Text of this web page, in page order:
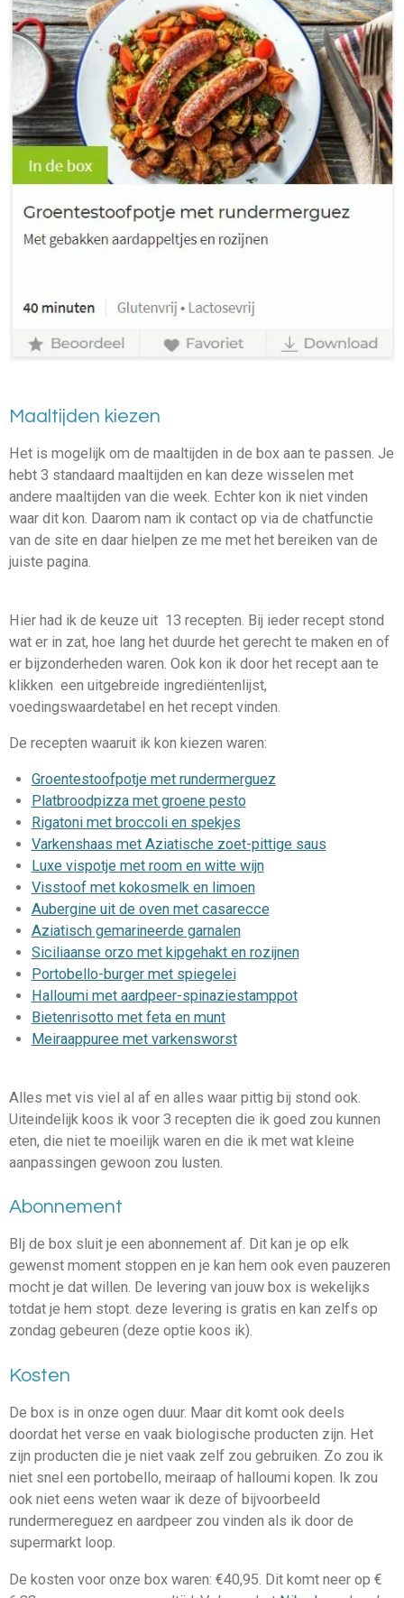
Maaltijden kiezen
Het is mogelijk om de maaltijden in de box aan te passen. Je
hebt 3 standaard maaltijden en kan deze wisselen met
andere maaltijden van die week. Echter kon ik niet vinden
waar dit kon. Daarom nam ik contact op via de chatfunctie
van de site en daar hielpen ze me met het bereiken van de
juiste pagina.
Hier had ik de keuze uit 13 recepten. Bij ieder recept stond
wat er in zat, hoe lang het duurde het gerecht te maken en of
er bijzonderheden waren. Ook kon ik door het recept aan te
klikken een uitgebreide ingrediëntenlijst,
voedingswaardetabel en het recept vinden.
De recepten waaruit ik kon kiezen waren:
Groentestoofpotje met rundermerguez
Platbroodpizza met groene pesto
Rigatoni met broccoli en spekjes
Varkenshaas met Aziatische zoet-pittige saus
Luxe vispotje met room en witte wijn
Visstoof met kokosmelk en limoen
Aubergine uit de oven met casarecce
Aziatisch gemarineerde garnalen
Siciliaanse orzo met kipgehakt en rozijnen
Portobello-burger met spiegelei
Halloumi met aardpeer-spinaziestamppot
Bietenrisotto met feta en munt
Meiraappuree met varkensworst
Alles met vis viel al af en alles waar pittig bij stond ook.
Uiteindelijk koos ik voor 3 recepten die ik goed zou kunnen
eten, die niet te moeilijk waren en die ik met wat kleine
aanpassingen gewoon zou lusten.
Abonnement
BIj de box sluit je een abonnement af. Dit kan je op elk
gewenst moment stoppen en je kan hem ook even pauzeren
mocht je dat willen. De levering van jouw box is wekelijks
totdat je hem stopt. deze levering is gratis en kan zelfs op
zondag gebeuren (deze optie koos ik).
Kosten
De box is in onze ogen duur. Maar dit komt ook deels
doordat het verse en vaak biologische producten zijn. Het
zijn producten die je niet vaak zelf zou gebruiken. Zo zou ik
niet snel een portobello, meiraap of halloumi kopen. Ik zou
ook niet eens weten waar ik deze of bijvoorbeeld
rundermereguez en aardpeer zou vinden als ik door de
supermarkt loop.
De kosten voor onze box waren: €40,95. Dit komt neer op €